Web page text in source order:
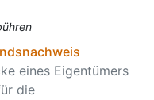
eines Eigentümers
die